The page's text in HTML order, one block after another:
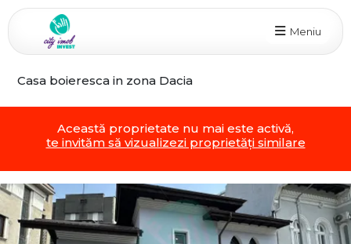
Meniu
Casa boieresca in zona Dacia
Această proprietate nu mai este activă,
te invităm să vizualizezi proprietăți similare